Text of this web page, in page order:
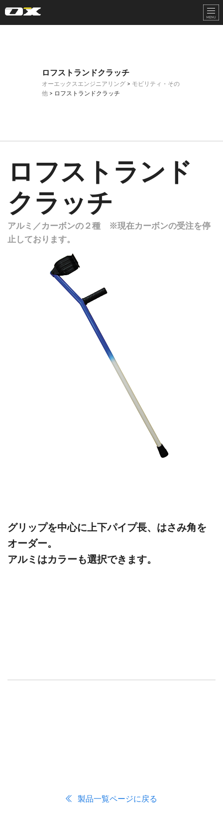
ロフストランドクラッチ
オーエックスエンジニアリング > モビリティ・その
他 > ロフストランドクラッチ
ロフストランド
クラッチ
アルミ／カーボンの２種 ※現在カーボンの受注を停
止しております。
グリップを中心に上下パイプ長、はさみ角を
オーダー。
アルミはカラーも選択できます。
製品一覧ページに戻る